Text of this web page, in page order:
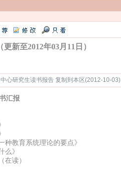
新至2012年03月11日）
心研究生读书报告 复制到本区(2012-10-03)
汇报
教育系统理论的要点》
么》
在读）